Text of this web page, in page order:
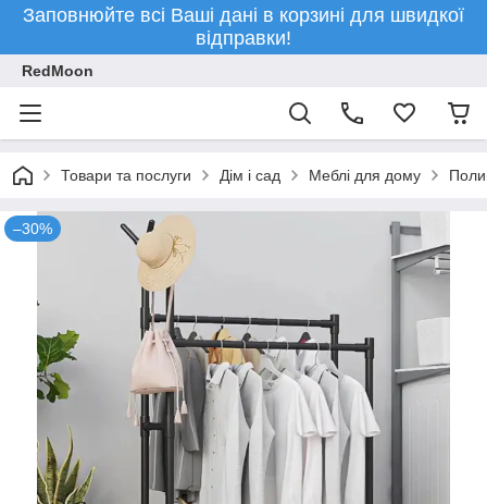
Заповнюйте всі Ваші дані в корзині для швидкої
відправки!
RedMoon
Товари та послуги Дім і сад Меблі для дому
–30%